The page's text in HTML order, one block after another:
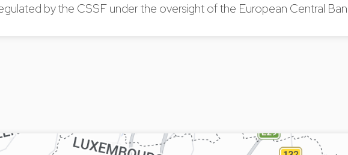
by the CSSF under the oversight of the European Central